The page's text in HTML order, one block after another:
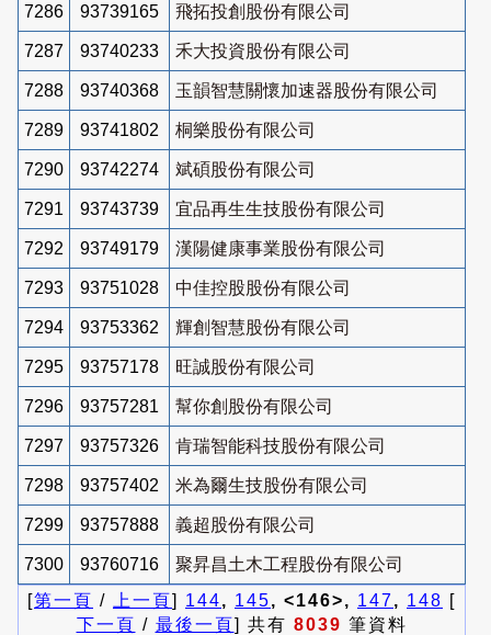
7286 93739165 飛拓投創股份有限公司
7287 93740233 禾大投資股份有限公司
7288 93740368 玉韻智慧關懷加速器股份有限公司
7289 93741802 桐樂股份有限公司
7290 93742274 斌碩股份有限公司
7291 93743739 宜品再生生技股份有限公司
7292 93749179 漢陽健康事業股份有限公司
7293 93751028 中佳控股股份有限公司
7294 93753362 輝創智慧股份有限公司
7295 93757178 旺誠股份有限公司
7296 93757281 幫你創股份有限公司
7297 93757326 肯瑞智能科技股份有限公司
7298 93757402 米為爾生技股份有限公司
7299 93757888 義超股份有限公司
7300 93760716
聚昇昌土木工程股份有限公司
[第一頁 / 上一頁] 144, 145, <146>, 147, 148 [
下一頁 / 最後一頁] 共有 8039 筆資料